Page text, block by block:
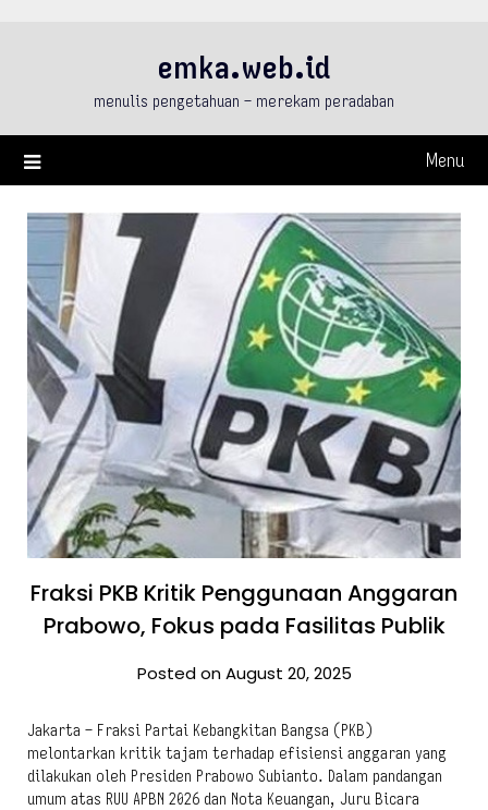
emka.web.id
menulis pengetahuan – merekam peradaban
Menu
Fraksi PKB Kritik Penggunaan Anggaran
Prabowo, Fokus pada Fasilitas Publik
Posted on August 20, 2025
Jakarta – Fraksi Partai Kebangkitan Bangsa (PKB)
melontarkan kritik tajam terhadap efisiensi anggaran yang
dilakukan oleh Presiden Prabowo Subianto. Dalam pandangan
umum atas RUU APBN 2026 dan Nota Keuangan, Juru Bicara